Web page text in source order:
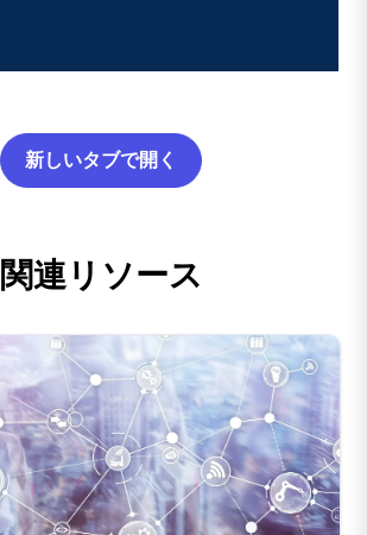
新しいタブで開く
関連リソース